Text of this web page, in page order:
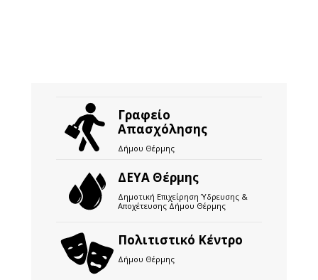
Γραφείο
Απασχόλησης
Δήμου Θέρμης
ΔΕΥΑ Θέρμης
Δημοτική Επιχείρηση Ύδρευσης &
Αποχέτευσης Δήμου Θέρμης
Πολιτιστικό Κέντρο
Δήμου Θέρμης